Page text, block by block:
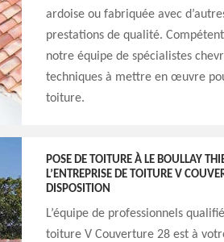
ardoise ou fabriquée avec
prestations de qualité.
notre équipe de spécialistes
techniques à mettre en œuvre
toiture.
POSE DE TOITURE À LE BOULLAY
L’ENTREPRISE DE TOITURE V
DISPOSITION
L’équipe de professionnels
toiture V Couverture 28 est à